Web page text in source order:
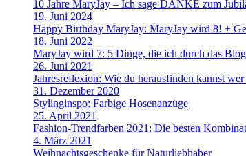
10 Jahre MaryJay – Ich sage DANKE zum
19. Juni 2024
Happy Birthday MaryJay: MaryJay wird 8! +
18. Juni 2022
MaryJay wird 7: 5 Dinge, die ich durch das
26. Juni 2021
Jahresreflexion: Wie du herausfinden kannst
31. Dezember 2020
Stylinginspo: Farbige Hosenanzüge
25. April 2021
Fashion-Trendfarben 2021: Die besten
4. März 2021
Weihnachtsgeschenke für Naturliebhaber